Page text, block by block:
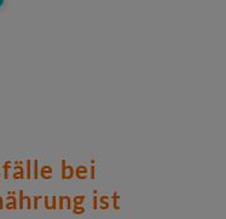
bei
ist